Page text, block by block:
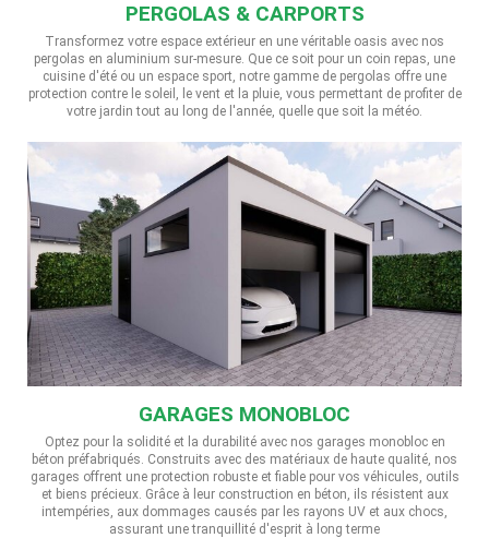
PERGOLAS & CARPORTS
Transformez votre espace extérieur en une véritable oasis avec nos
pergolas en aluminium sur-mesure. Que ce soit pour un coin repas, une
cuisine d'été ou un espace sport, notre gamme de pergolas offre une
protection contre le soleil, le vent et la pluie, vous permettant de profiter de
votre jardin tout au long de l'année, quelle que soit la météo.
GARAGES MONOBLOC
Optez pour la solidité et la durabilité avec nos garages monobloc en
béton préfabriqués. Construits avec des matériaux de haute qualité, nos
garages offrent une protection robuste et fiable pour vos véhicules, outils
et biens précieux. Grâce à leur construction en béton, ils résistent aux
intempéries, aux dommages causés par les rayons UV et aux chocs,
assurant une tranquillité d'esprit à long terme